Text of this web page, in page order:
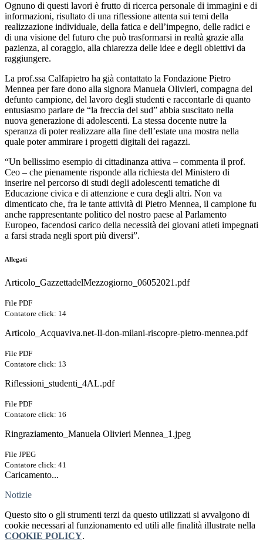
Ognuno di questi lavori è frutto di ricerca personale di immagini e di
informazioni, risultato di una riflessione attenta sui temi della
realizzazione individuale, della fatica e dell’impegno, delle radici e
di una visione del futuro che può trasformarsi in realtà grazie alla
pazienza, al coraggio, alla chiarezza delle idee e degli obiettivi da
raggiungere.
La prof.ssa Calfapietro ha già contattato la Fondazione Pietro
Mennea per fare dono alla signora Manuela Olivieri, compagna del
defunto campione, del lavoro degli studenti e raccontarle di quanto
entusiasmo parlare de “la freccia del sud” abbia suscitato nella
nuova generazione di adolescenti. La stessa docente nutre la
speranza di poter realizzare alla fine dell’estate una mostra nella
quale poter ammirare i progetti digitali dei ragazzi.
“Un bellissimo esempio di cittadinanza attiva – commenta il prof.
Ceo – che pienamente risponde alla richiesta del Ministero di
inserire nel percorso di studi degli adolescenti tematiche di
Educazione civica e di attenzione e cura degli altri. Non va
dimenticato che, fra le tante attività di Pietro Mennea, il campione fu
anche rappresentante politico del nostro paese al Parlamento
Europeo, facendosi carico della necessità dei giovani atleti impegnati
a farsi strada negli sport più diversi”.
Allegati
Articolo_GazzettadelMezzogiorno_06052021.pdf
File PDF
Contatore click: 14
Articolo_Acquaviva.net-Il-don-milani-riscopre-pietro-mennea.pdf
File PDF
Contatore click: 13
Riflessioni_studenti_4AL.pdf
File PDF
Contatore click: 16
Ringraziamento_Manuela Olivieri Mennea_1.jpeg
File JPEG
Contatore click: 41
Caricamento...
Notizie
Questo sito o gli strumenti terzi da questo utilizzati si avvalgono di
cookie necessari al funzionamento ed utili alle finalità illustrate nella
COOKIE POLICY.